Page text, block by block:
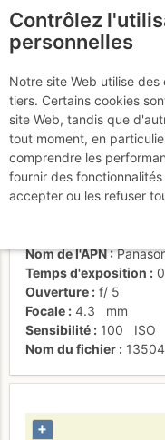
Pointe
Activités
Date/heure
16 oct.
Contributeur
stephfb
Nom de l'APN
Temps d'exposition
Ouverture
f/ 5
Focale
4.3
mm
Sensibilité
100
ISO
Nom du fichier
+
Contrôlez
personnelles
Notre site Web utilise
tiers. Certains cookies
site Web, tandis que
tout moment, en
comprendre les
fournir des
accepter ou les refuser